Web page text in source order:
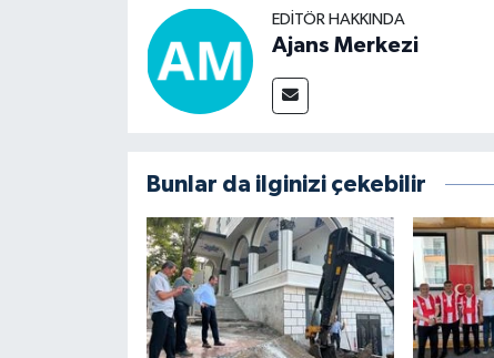
EDITÖR HAKKINDA
Ajans Merkezi
Bunlar da ilginizi çekebilir